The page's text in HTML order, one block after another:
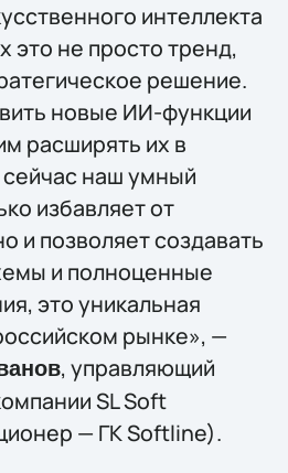
интеллекта
это не просто тренд,
решение.
новые ИИ-функции
расширять их в
наш умный
избавляет от
и позволяет создавать
и полноценные
это уникальная
рынке», —
, управляющий
SL Soft
— ГК Softline).